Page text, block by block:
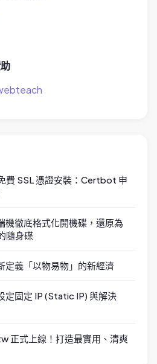
費 SSL 憑證安裝：Certbot 申
機徹底格式化開機碟，還原為
隨身碟
義「以物易物」的新經濟
固定 IP (Static IP) 與解決
正式上線！打造最實用、清爽